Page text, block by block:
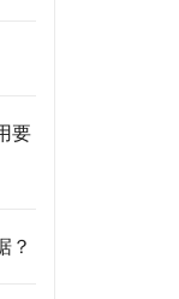
要
？